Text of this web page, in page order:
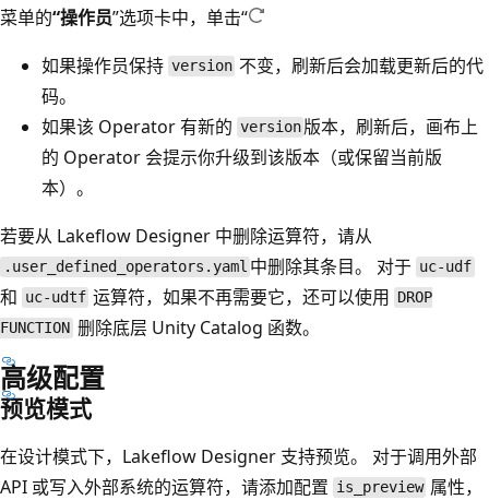
菜单的“操作员”选项卡中，单击“
如果操作员保持 version 不变，刷新后会加载更新后的代
码。
如果该 Operator 有新的 version 版本，刷新后，画布上
的 Operator 会提示你升级到该版本（或保留当前版
本）。
若要从 Lakeflow Designer 中删除运算符，请从
.user_defined_operators.yaml 中删除其条目。 对于 uc-udf
和 uc-udtf 运算符，如果不再需要它，还可以使用 DROP
FUNCTION 删除底层 Unity Catalog 函数。
高级配置
预览模式
在设计模式下，Lakeflow Designer 支持预览。 对于调用外部
API 或写入外部系统的运算符，请添加配置 is_preview 属性，